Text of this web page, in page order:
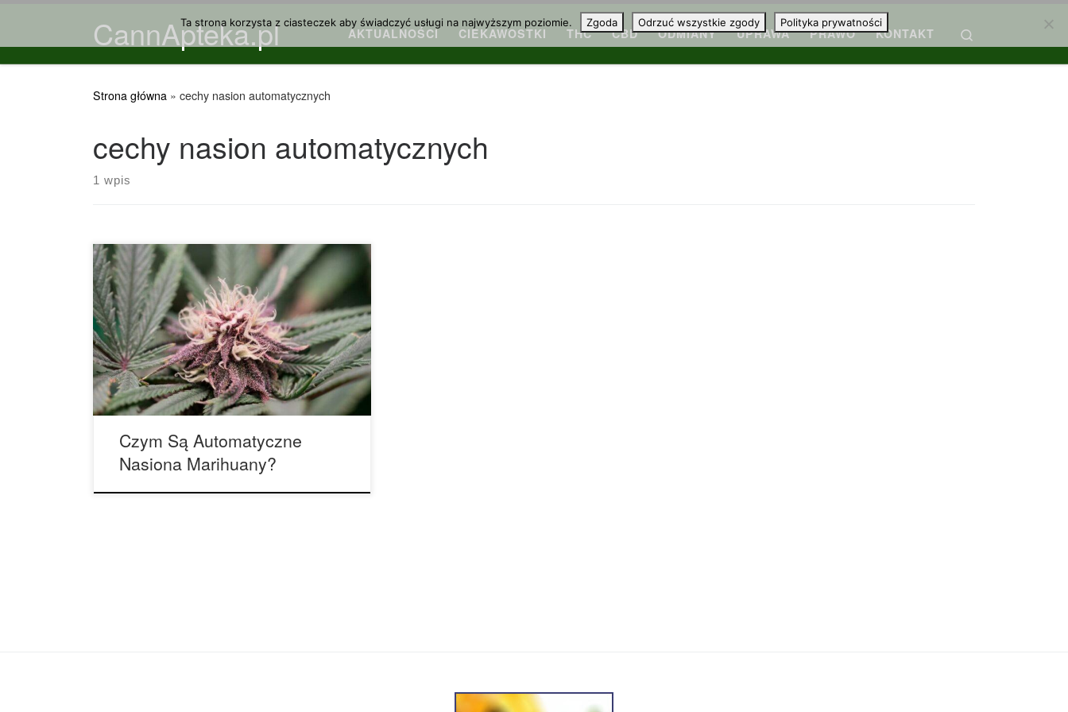
Przejdź do treściCannApteka.pl AKTUALNOŚCI CIEKAWOSTKI THC CBD ODMIANY UPRAWA PRAWO KONTAKT
Strona główna » cechy nasion automatycznych
cechy nasion automatycznych
1 wpis
Nasiona automatycznie kwitnące lub automaty
odnoszą się do tego samego rodzaju genetyki:
tych, które mają w swoim DNA genetykę znaną
jako Ruderalis. Są to odmiany pochodzące z
obszarów o ekstremalnych warunkach
pogodowych, takich jak południe Syberii, północ
Kazachstanu czy Rosja. Główną cechą tej
genetyki jest niezwykle szybkie tempo kwitnienia
oraz […]
Czym Są Automatyczne
Nasiona Marihuany?
Ta strona korzysta z ciasteczek aby świadczyć usługi na najwyższym poziomie. Zgoda Odrzuć wszystkie zgody Polityka prywatności